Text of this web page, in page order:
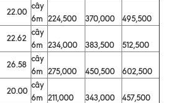
22.00
cây
6m 224,500 370,000
495,500
22.62
cây
6m 234,000 383,500
512,500
26.58
cây
6m 275,000 450,500
602,500
20.00
cây
6m 211,000 343,000
457,500